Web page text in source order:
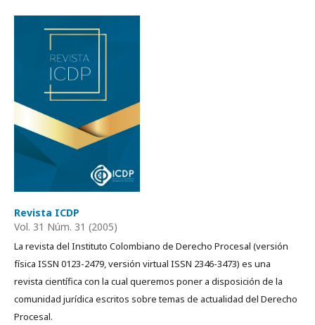
Revista ICDP
Vol. 31 Núm. 31 (2005)
La revista del Instituto Colombiano de Derecho Procesal (versión
física ISSN 0123-2479, versión virtual ISSN 2346-3473) es una
revista científica con la cual queremos poner a disposición de la
comunidad jurídica escritos sobre temas de actualidad del Derecho
Procesal.